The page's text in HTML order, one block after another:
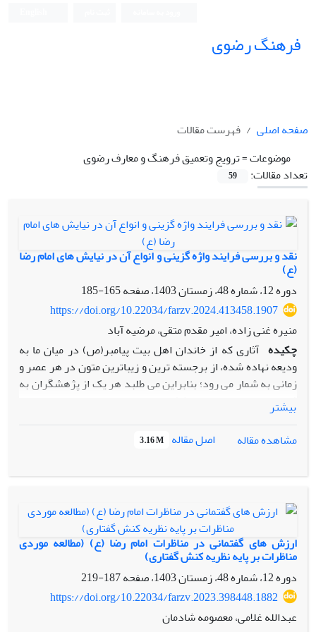
فرهنگ رضوی
صفحه اصلی
فهرست مقالات
موضوعات =ترویج وتعمیق فرهنگ و معارف رضوی
تعداد مقالات:
59
نقد و بررسی فرایند واژه گزینی و انواع آن در نیایش های امام رضا
(ع)
دوره 12، شماره 48، زمستان 1403، صفحه
165-185
https://doi.org/10.22034/farzv.2024.413458.1907
منیره غنی زاده، امیر مقدم متقی، مرضیه آباد
چکیده آثاری که از خاندان اهل بیت پیامبر(ص) در میان ما به
ودیعه نهاده شده، از برجسته ­ترین و زیباترین متون در هر عصر و
زمانی به ­شمار می ­رود؛ بنابراین می ­طلبد هر یک از پژهشگران به
فراخور توان علمی خود به کشف زیبایی­ ها و بیان جنبه ­های متعدد
این میراث بزرگ اسلامی بپردازند. از آنجا که واژگان سهم بسیاری
در شناخت سبک نویسنده، ارزیابی صناعت و فصاحت متن ادبی و
شناخت اندیشه ­ها و مضامین درونی و پنهانی متن دارند، واکاوی
شود. در میان انواع مختلف عناصر زبانی، شناخت واژه‌ها راهی برای
تشخیص دقیق هنرنمایی‌ها و فصاحت و بلاغت نوشته­ های
معصومین (ع) و تمایز آن با سبک غیر معصومین است. از آنجا که
نیایش‌ها و ادعیه معصومین(ع) به­ عنوان یکی از مهم ­ترین انواع
ادبی و دینی به­ شمار می‌رود که از جهت زبانی و گفتاری از اهمیت
ادبی بالایی برخوردار است؛ این مقاله به روش توصیفی تحلیلی
مقولۀ واژه‌گزینی و اشکال مختلف آن در نیایش‌های امام رضا (ع)
بررسی کرده است. هدف پژوهش پاسخ به پرسش­ هایی همچون
بیشتر
مشاهده مقاله
اصل مقاله 3.16 M
ارزش های گفتمانی در مناظرات امام رضا (ع) (مطالعه موردی
مناظرات بر پایه نظریه کنش گفتاری)
دوره 12، شماره 48، زمستان 1403، صفحه
187-219
https://doi.org/10.22034/farzv.2023.398448.1882
عبدالله غلامی، معصومه شادمان